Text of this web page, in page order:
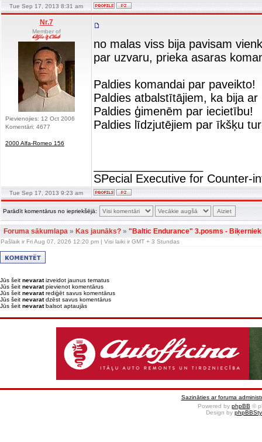
Tue Sep 17, 2013 8:31 am
Nr.7
Member of
Pievienojies: 12 Oct 2006
Komentāri: 4677
2000 Alfa-Romeo 156
no malas viss bija pavisam
par uzvaru, prieka asaras
Paldies komandai par paveikto!
Paldies atbalstītājiem, ka bija ar
Paldies ģimenēm par iecietību!
Paldies līdzjutējiem par īkšķu
SPecial Executive for Counter-
Tue Sep 17, 2013 9:23 am
Parādīt komentārus no iepriekšējā:
Foruma sākumlapa»Kas jaunāks?»"Baltic Endurance" 3.posms -
Pašlaik ir Fri Aug 07, 2026 12:20 pm | Visi laiki ir GMT + 3 Stundas
Jūs šeit nevaratizveidot jaunus tematus
Jūs šeit nevaratpievienot komentārus
Jūs šeit nevaratrediģēt savus komentārus
Jūs šeit nevaratdzēst savus komentārus
Jūs šeit nevaratbalsot aptaujās
Sazināties ar foruma
Powered by phpBB ©
Design by